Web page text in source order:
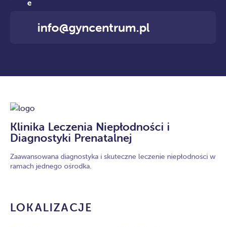
info@gyncentrum.pl
Klinika Leczenia Niepłodności i
Diagnostyki Prenatalnej
Zaawansowana diagnostyka i skuteczne leczenie niepłodności w
ramach jednego ośrodka.
LOKALIZACJE